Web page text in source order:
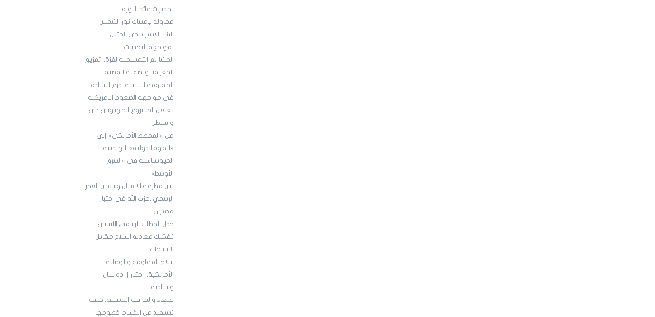
تحذيرات قائد الثورة
محاولة لإمساك نور الشمس
البناء الاستراتيجي المتين
لمواجهة التحديات
المشاريع التقسيمية لغزة.. تمزيق
الجغرافيا وتصفية القضية
المقاومة اللبنانية..درع السيادة
في مواجهة الضغوط الأمريكية
تغلغل المشروع الصهيوني في
واشنطن
من «المخطط الأمريكي» إلى
«القوة الدولية»: الهندسة
الجيوسياسية في «الشرق
الأوسط»
بين مطرقة الاغتيال وسندان العجز
الرسمي..حزب الله في اختبار
مصيري
جدل الخطاب الرسمي اللبناني:
تفكيك معادلة السلاح مقابل
الانسحاب
سلاح المقاومة والوصاية
الأمريكية.. اختبار إرادة لبنان
وسيادته
صنعاء والمراقب الحصيف..كيف
تستفيد من انقسام خصومها